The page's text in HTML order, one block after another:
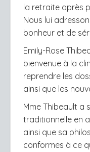
la retraite après
Nous lui
bonheur et de
Emily-Rose
bienvenue à la
reprendre les
ainsi que les
Mme Thibeault a
traditionnelle en
ainsi que sa
conformes à ce